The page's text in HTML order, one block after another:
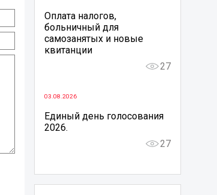
Оплата налогов,
больничный для
самозанятых и новые
квитанции
27
03.08.2026
Единый день голосования
2026.
27